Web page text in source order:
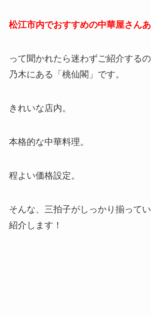
松江市内でおすすめの中華屋さん
って聞かれたら迷わずご紹介する
乃木にある「桃仙閣」です。
きれいな店内。
本格的な中華料理。
程よい価格設定。
そんな、三拍子がしっかり揃って
紹介します！